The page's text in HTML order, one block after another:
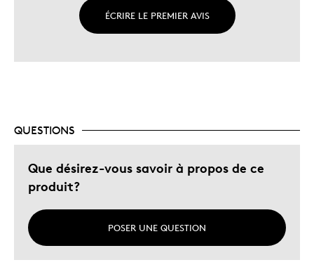
ÉCRIRE LE PREMIER AVIS
QUESTIONS
Que désirez-vous savoir à propos de ce
produit?
POSER UNE QUESTION